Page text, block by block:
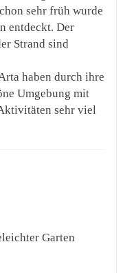
sehr früh wurde
entdeckt. Der
Strand sind
haben durch ihre
Umgebung mit
sehr viel
Garten